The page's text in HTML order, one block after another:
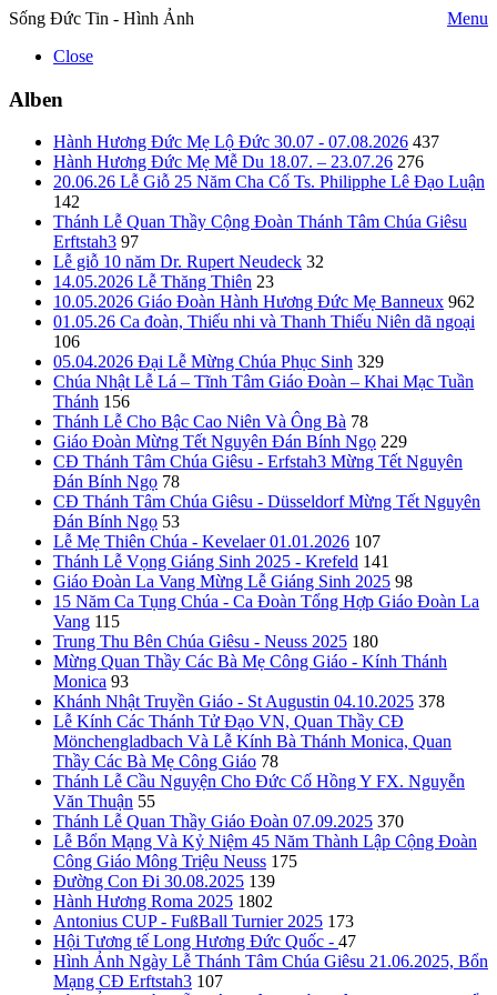
Sống Đức Tin - Hình Ảnh
Menu
Close
Alben
Hành Hương Đức Mẹ Lộ Đức 30.07 - 07.08.2026 437
Hành Hương Đức Mẹ Mễ Du 18.07. – 23.07.26 276
20.06.26 Lễ Giỗ 25 Năm Cha Cố Ts. Philipphe Lê Đạo Luận
142
Thánh Lễ Quan Thầy Cộng Đoàn Thánh Tâm Chúa Giêsu
Erftstah3 97
Lễ giỗ 10 năm Dr. Rupert Neudeck 32
14.05.2026 Lễ Thăng Thiên 23
10.05.2026 Giáo Đoàn Hành Hương Đức Mẹ Banneux 962
01.05.26 Ca đoàn, Thiếu nhi và Thanh Thiếu Niên dã ngoại
106
05.04.2026 Đại Lễ Mừng Chúa Phục Sinh 329
Chúa Nhật Lễ Lá – Tĩnh Tâm Giáo Đoàn – Khai Mạc Tuần
Thánh 156
Thánh Lễ Cho Bậc Cao Niên Và Ông Bà 78
Giáo Đoàn Mừng Tết Nguyên Đán Bính Ngọ 229
CĐ Thánh Tâm Chúa Giêsu - Erfstah3 Mừng Tết Nguyên
Đán Bính Ngọ 78
CĐ Thánh Tâm Chúa Giêsu - Düsseldorf Mừng Tết Nguyên
Đán Bính Ngọ 53
Lễ Mẹ Thiên Chúa - Kevelaer 01.01.2026 107
Thánh Lễ Vọng Giáng Sinh 2025 - Krefeld 141
Giáo Đoàn La Vang Mừng Lễ Giáng Sinh 2025 98
15 Năm Ca Tụng Chúa - Ca Đoàn Tổng Hợp Giáo Đoàn La
Vang 115
Trung Thu Bên Chúa Giêsu - Neuss 2025 180
Mừng Quan Thầy Các Bà Mẹ Công Giáo - Kính Thánh
Monica 93
Khánh Nhật Truyền Giáo - St Augustin 04.10.2025 378
Lễ Kính Các Thánh Tử Đạo VN, Quan Thầy CĐ
Mönchengladbach Và Lễ Kính Bà Thánh Monica, Quan
Thầy Các Bà Mẹ Công Giáo 78
Thánh Lễ Cầu Nguyện Cho Đức Cố Hồng Y FX. Nguyễn
Văn Thuận 55
Thánh Lễ Quan Thầy Giáo Đoàn 07.09.2025 370
Lễ Bổn Mạng Và Kỷ Niệm 45 Năm Thành Lập Cộng Đoàn
Công Giáo Mông Triệu Neuss 175
Đường Con Đi 30.08.2025 139
Hành Hương Roma 2025 1802
Antonius CUP - FußBall Turnier 2025 173
Hội Tương tế Long Hương Đức Quốc - 47
Hình Ảnh Ngày Lễ Thánh Tâm Chúa Giêsu 21.06.2025, Bổn
Mạng CĐ Erftstah3 107